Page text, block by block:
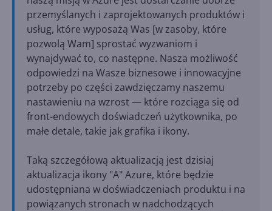
przemyślanych i zaprojektowanych produktów i
usług, które wyposażą Was [w zasoby, które
pozwolą Wam] sprostać wyzwaniom i
wynajdywać to, co następne. Nasza możliwość
odpowiedzi na Wasze biznesowe i innowacyjne
potrzeby po części zawdzięczamy naszemu
nastawieniu na wzrost — które rozciąga się od
front-endowych doświadczeń użytkownika, po
małe detale, takie jak grafika i ikony.
Taką szczegółową aktualizacją jest dzisiaj
aktualizacja ikony "A" Azure, które będzie
udostępniana w doświadczeniach produktu i na
powiązanych stronach w nadchodzących